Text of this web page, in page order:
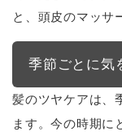
と、頭皮のマッサ
季節ごとに気
髪のツヤケアは、
ます。今の時期に